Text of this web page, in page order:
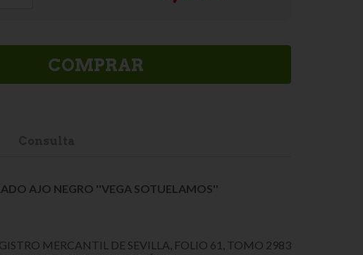
COMPRAR
AJO NEGRO ''VEGA SOTUELAMOS''
MERCANTIL DE SEVILLA, FOLIO 61, TOMO 2983